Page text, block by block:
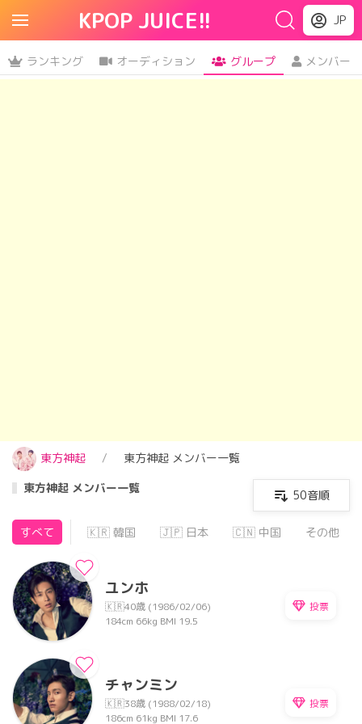
KPOP JUICE!! JP
ランキング オーディション グループ メンバー
東方神起
東方神起 メンバー一覧
東方神起 メンバー一覧
50音順
すべて 🇰🇷 韓国 🇯🇵 日本 🇨🇳 中国 その他
ユンホ
🇰🇷40歳 (1986/02/06)
184cm 66kg BMI 19.5
投票
チャンミン
🇰🇷38歳 (1988/02/18)
186cm 61kg BMI 17.6
投票